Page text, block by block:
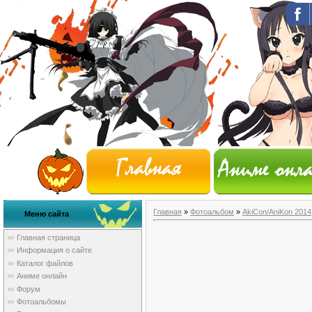
Меню сайта
Главная страница
Информация о сайте
Каталог файлов
Аниме онлайн
Форум
Фотоальбомы
Главная » Фотоальбом » AkiCon/AniKon 2014